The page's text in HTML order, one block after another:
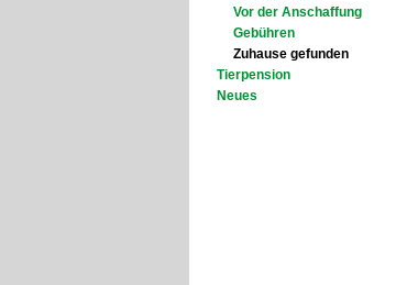
Vor der Anschaffung
Gebühren
Zuhause gefunden
Tierpension
Neues